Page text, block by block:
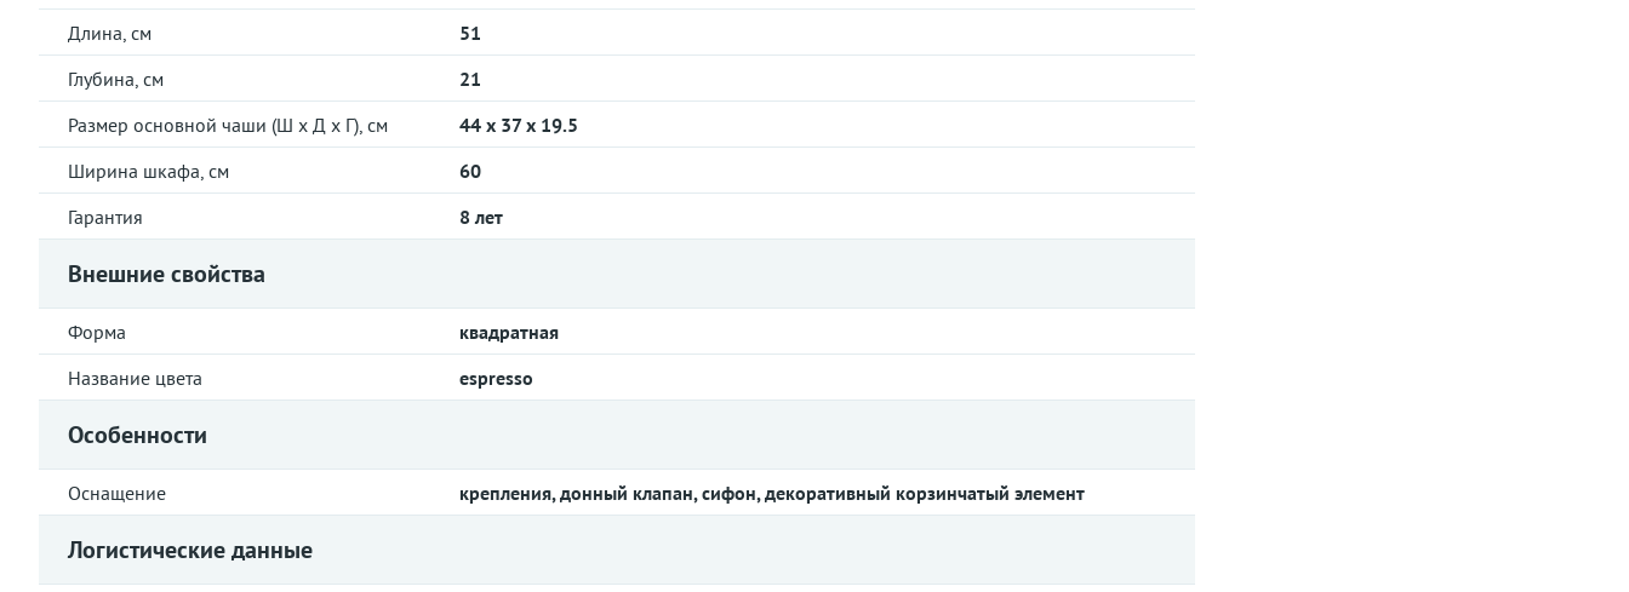
Длина, см
51
Глубина, см
21
Размер основной чаши (Ш х Д х Г), см
44 x 37 x 19.5
Ширина шкафа, см
60
Гарантия
8 лет
Внешние свойства
Форма
квадратная
Название цвета
espresso
Особенности
Оснащение крепления, донный клапан, сифон, декоративный корзинчатый элемент
Логистические данные